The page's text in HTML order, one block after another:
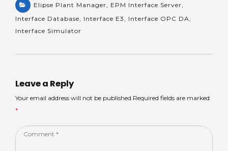
a
ts
p
a
m
c
e
o
k
k
e
n
ar
e
Elipse Plant Manager EPM Interface Server
Interface Database
Interface E3 Interface OPC DA
Interface Simulator
Leave a Reply
Your email address will not be published.Required fields are marked
*
Comment